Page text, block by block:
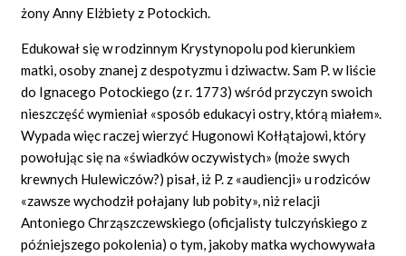
DYSKUSJA
żony Anny Elżbiety z Potockich.
Edukował się w rodzinnym Krystynopolu pod kierunkiem
matki, osoby znanej z despotyzmu i dziwactw. Sam P. w liście
do Ignacego Potockiego (z r. 1773) wśród przyczyn swoich
nieszczęść wymieniał «sposób edukacyi ostry, którą miałem».
Wypada więc raczej wierzyć Hugonowi Kołłątajowi, który
powołując się na «świadków oczywistych» (może swych
krewnych Hulewiczów?) pisał, iż P. z «audiencji» u rodziców
«zawsze wychodził połajany lub pobity», niż relacji
Antoniego Chrząszczewskiego (oficjalisty tulczyńskiego z
późniejszego pokolenia) o tym, jakoby matka wychowywała